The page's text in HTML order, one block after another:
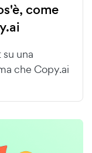
come
una
che Copy.ai